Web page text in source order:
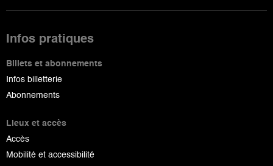
Infos pratiques
Billets et abonnements
Infos billetterie
Abonnements
Lieux et accès
Accès
Mobilité et accessibilité